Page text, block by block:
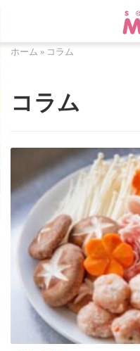
ホーム » コラム
コラム